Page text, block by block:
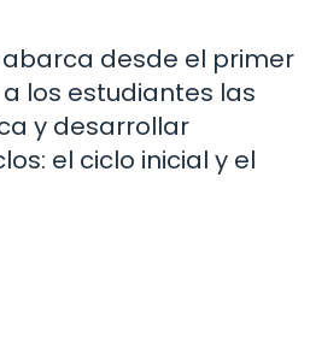
desde el primer
los estudiantes las
y desarrollar
el ciclo inicial y el